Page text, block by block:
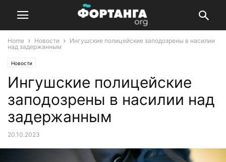
Home Новости
Ингушские полицейские заподозрены в насилии
над задержанным
Новости
Ингушские полицейские
заподозрены в насилии над
задержанным
20.10.2023